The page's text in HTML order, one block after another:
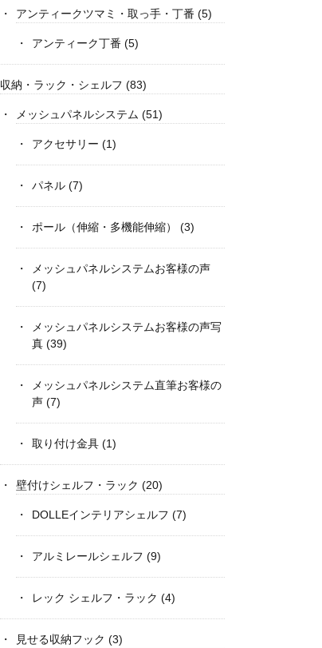
アンティークツマミ・取っ手・丁番 (5)
アンティーク丁番 (5)
収納・ラック・シェルフ (83)
メッシュパネルシステム (51)
アクセサリー (1)
パネル(7)
ポール（伸縮・多機能伸縮） (3)
メッシュパネルシステムお客様の声
(7)
メッシュパネルシステムお客様の声写
真(39)
メッシュパネルシステム直筆お客様の
声(7)
取り付け金具(1)
壁付けシェルフ・ラック (20)
DOLLEインテリアシェルフ (7)
アルミレールシェルフ (9)
レック シェルフ・ラック (4)
見せる収納フック (3)